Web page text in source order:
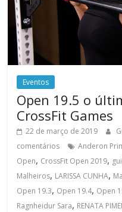
Eventos
Open 19.5 o
CrossFit Games
22 de março de 2019
comentários
Anderon
Open, CrossFit Open 2019,
Malheiros, LARISSA CUNHA,
Open 19.3, Open 19.4, Open
Ragnheidur Sara, RENATA